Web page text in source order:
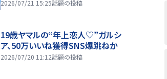
2026/07/21 15:25話題の投稿
19歳ヤマルの“年上恋人♡”ガルシ
ア、50万いいね獲得SNS爆跳ねか
2026/07/20 11:12話題の投稿